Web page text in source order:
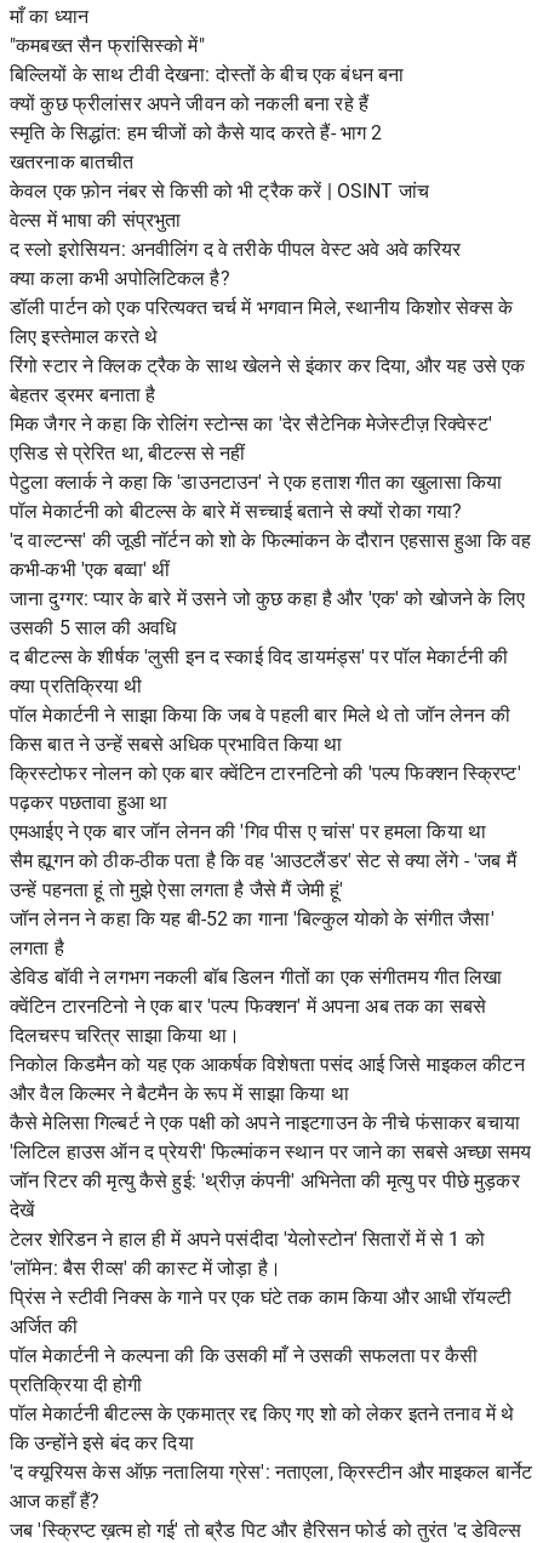
माँ का ध्यान
"कमबख्त सैन फ्रांसिस्को में"
बिल्लियों के साथ टीवी देखना: दोस्तों के बीच एक बंधन बना
क्यों कुछ फ्रीलांसर अपने जीवन को नकली बना रहे हैं
स्मृति के सिद्धांत: हम चीजों को कैसे याद करते हैं- भाग 2
खतरनाक बातचीत
केवल एक फ़ोन नंबर से किसी को भी ट्रैक करें | OSINT जांच
वेल्स में भाषा की संप्रभुता
द स्लो इरोसियन: अनवीलिंग द वे तरीके पीपल वेस्ट अवे अवे करियर
क्या कला कभी अपोलिटिकल है?
डॉली पार्टन को एक परित्यक्त चर्च में भगवान मिले, स्थानीय किशोर सेक्स के
लिए इस्तेमाल करते थे
रिंगो स्टार ने क्लिक ट्रैक के साथ खेलने से इंकार कर दिया, और यह उसे एक
बेहतर ड्रमर बनाता है
मिक जैगर ने कहा कि रोलिंग स्टोन्स का 'देर सैटेनिक मेजेस्टीज़ रिक्वेस्ट'
एसिड से प्रेरित था, बीटल्स से नहीं
पेटुला क्लार्क ने कहा कि 'डाउनटाउन' ने एक हताश गीत का खुलासा किया
पॉल मेकार्टनी को बीटल्स के बारे में सच्चाई बताने से क्यों रोका गया?
'द वाल्टन्स' की जूडी नॉर्टन को शो के फिल्मांकन के दौरान एहसास हुआ कि वह
कभी-कभी 'एक बव्वा' थीं
जाना दुग्गर: प्यार के बारे में उसने जो कुछ कहा है और 'एक' को खोजने के लिए
उसकी 5 साल की अवधि
द बीटल्स के शीर्षक 'लुसी इन द स्काई विद डायमंड्स' पर पॉल मेकार्टनी की
क्या प्रतिक्रिया थी
पॉल मेकार्टनी ने साझा किया कि जब वे पहली बार मिले थे तो जॉन लेनन की
किस बात ने उन्हें सबसे अधिक प्रभावित किया था
क्रिस्टोफर नोलन को एक बार क्वेंटिन टारनटिनो की 'पल्प फिक्शन स्क्रिप्ट'
पढ़कर पछतावा हुआ था
एमआईए ने एक बार जॉन लेनन की 'गिव पीस ए चांस' पर हमला किया था
सैम ह्यूगन को ठीक-ठीक पता है कि वह 'आउटलैंडर' सेट से क्या लेंगे - 'जब मैं
उन्हें पहनता हूं तो मुझे ऐसा लगता है जैसे मैं जेमी हूं'
जॉन लेनन ने कहा कि यह बी-52 का गाना 'बिल्कुल योको के संगीत जैसा'
लगता है
डेविड बॉवी ने लगभग नकली बॉब डिलन गीतों का एक संगीतमय गीत लिखा
क्वेंटिन टारनटिनो ने एक बार 'पल्प फिक्शन' में अपना अब तक का सबसे
दिलचस्प चरित्र साझा किया था।
निकोल किडमैन को यह एक आकर्षक विशेषता पसंद आई जिसे माइकल कीटन
और वैल किल्मर ने बैटमैन के रूप में साझा किया था
कैसे मेलिसा गिल्बर्ट ने एक पक्षी को अपने नाइटगाउन के नीचे फंसाकर बचाया
'लिटिल हाउस ऑन द प्रेयरी' फिल्मांकन स्थान पर जाने का सबसे अच्छा समय
जॉन रिटर की मृत्यु कैसे हुई: 'थ्रीज़ कंपनी' अभिनेता की मृत्यु पर पीछे मुड़कर
देखें
टेलर शेरिडन ने हाल ही में अपने पसंदीदा 'येलोस्टोन' सितारों में से 1 को
'लॉमेन: बैस रीव्स' की कास्ट में जोड़ा है।
प्रिंस ने स्टीवी निक्स के गाने पर एक घंटे तक काम किया और आधी रॉयल्टी
अर्जित की
पॉल मेकार्टनी ने कल्पना की कि उसकी माँ ने उसकी सफलता पर कैसी
प्रतिक्रिया दी होगी
पॉल मेकार्टनी बीटल्स के एकमात्र रद्द किए गए शो को लेकर इतने तनाव में थे
कि उन्होंने इसे बंद कर दिया
'द क्यूरियस केस ऑफ़ नतालिया ग्रेस': नताएला, क्रिस्टीन और माइकल बार्नेट
आज कहाँ हैं?
जब 'स्क्रिप्ट ख़त्म हो गई' तो ब्रैड पिट और हैरिसन फोर्ड को तुरंत 'द डेविल्स